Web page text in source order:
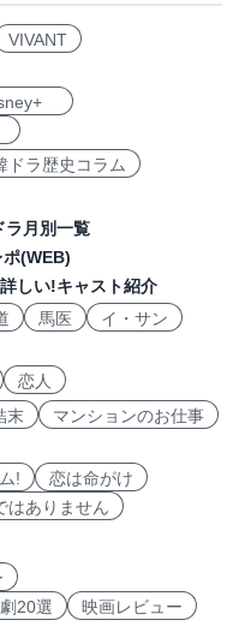
VIVANT
ドラ歴史コラム
ラ月別一覧
(WEB)
しい!キャスト紹介
馬医
イ・サン
恋人
末
マンションのお仕事
!
恋は命がけ
はありません
20選
映画レビュー